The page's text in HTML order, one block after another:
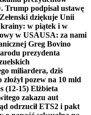
Trump podpisał ustawę
dziękuje Unii
w piątek i w
w USAUSA: za nami
Greg Bovino
prezydenta
miliardera, dziś
pozew na 10 mld
(12-15) Elżbieta
zakazu aut
odrzucił ETS2 i pakt